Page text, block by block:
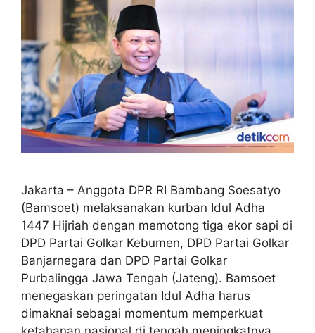
Jakarta – Anggota DPR RI Bambang Soesatyo
(Bamsoet) melaksanakan kurban Idul Adha
1447 Hijriah dengan memotong tiga ekor sapi di
DPD Partai Golkar Kebumen, DPD Partai Golkar
Banjarnegara dan DPD Partai Golkar
Purbalingga Jawa Tengah (Jateng). Bamsoet
menegaskan peringatan Idul Adha harus
dimaknai sebagai momentum memperkuat